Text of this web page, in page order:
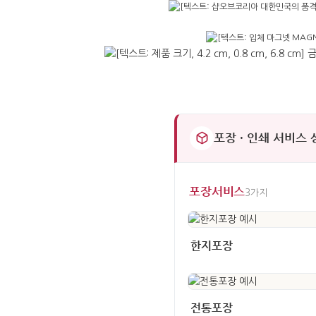
포장 · 인쇄 서비스
포장서비스 3가지
한지포장
전통포장